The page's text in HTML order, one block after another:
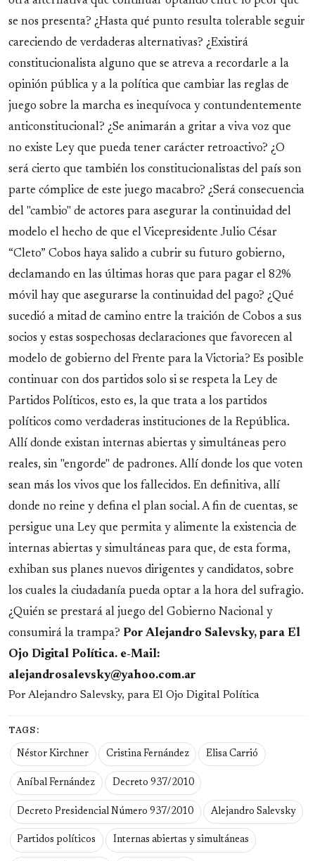
se nos presenta? ¿Hasta qué punto resulta tolerable seguir
careciendo de verdaderas alternativas? ¿Existirá
constitucionalista alguno que se atreva a recordarle a la
opinión pública y a la política que cambiar las reglas de
juego sobre la marcha es inequívoca y contundentemente
anticonstitucional? ¿Se animarán a gritar a viva voz que
no existe Ley que pueda tener carácter retroactivo? ¿O
será cierto que también los constitucionalistas del país son
parte cómplice de este juego macabro? ¿Será consecuencia
del "cambio" de actores para asegurar la continuidad del
modelo el hecho de que el Vicepresidente Julio César
“Cleto” Cobos haya salido a cubrir su futuro gobierno,
declamando en las últimas horas que para pagar el 82%
móvil hay que asegurarse la continuidad del pago? ¿Qué
sucedió a mitad de camino entre la traición de Cobos a sus
socios y estas sospechosas declaraciones que favorecen al
modelo de gobierno del Frente para la Victoria? Es posible
continuar con dos partidos solo si se respeta la Ley de
Partidos Políticos, esto es, la que trata a los partidos
políticos como verdaderas instituciones de la República.
Allí donde existan internas abiertas y simultáneas pero
reales, sin "engorde" de padrones. Allí donde los que voten
sean más los vivos que los fallecidos. En definitiva, allí
donde no reine y defina el plan social. A fin de cuentas, se
persigue una Ley que permita y alimente la existencia de
internas abiertas y simultáneas para que, de esta forma,
exhiban sus planes nuevos dirigentes y candidatos, sobre
los cuales la ciudadanía pueda optar a la hora del sufragio.
¿Quién se prestará al juego del Gobierno Nacional y
consumirá la trampa? Por Alejandro Salevsky, para El
Ojo Digital Política. e-Mail:
alejandrosalevsky@yahoo.com.ar
Por Alejandro Salevsky, para El Ojo Digital Política
TAGS:
Néstor Kirchner Cristina Fernández Elisa Carrió
Aníbal Fernández Decreto 937/2010
Decreto Presidencial Número 937/2010 Alejandro Salevsky
Partidos políticos Internas abiertas y simultáneas